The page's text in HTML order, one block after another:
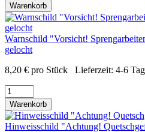
Warenkorb
Warnschild "Vorsicht!
gelocht
8,20 € pro Stück Lieferzeit: 4-6
Warenkorb
Hinweisschild "Achtung!